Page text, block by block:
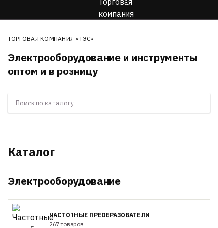
ТОРГОВАЯ КОМПАНИЯ «ТЭС»
Электрооборудование и инструменты
оптом и в розницу
Каталог
Электрооборудование
ЧАСТОТНЫЕ ПРЕОБРАЗОВАТЕЛИ
267 товаров